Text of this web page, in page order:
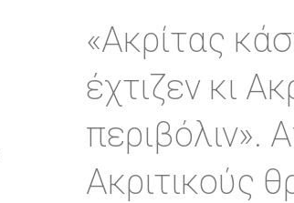
«Ακρίτας
έχτιζεν κι
περιβόλιν».
Ακριτικούς